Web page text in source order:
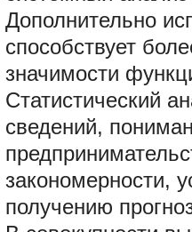
Дополнительно
способствует
значимости
Статистический
сведений,
закономерности,
получению